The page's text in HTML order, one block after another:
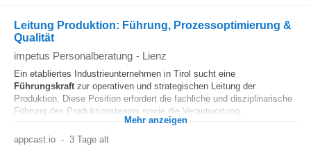
Leitung Produktion: Führung, Prozessoptimierung &
Qualität
impetus Personalberatung - Lienz
Ein etabliertes Industrieunternehmen in Tirol sucht eine
Führungskraft zur operativen und strategischen Leitung der
Produktion. Diese Position erfordert die fachliche und disziplinarische
Führung des Produktionsteams sowie die Verantwortung...
Mehr anzeigen
appcast.io - 3 Tage alt